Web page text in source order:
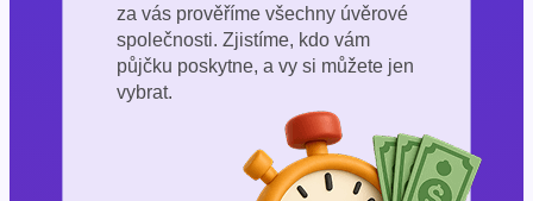
za vás prověříme všechny úvěrové
společnosti. Zjistíme, kdo vám
půjčku poskytne, a vy si můžete jen
vybrat.